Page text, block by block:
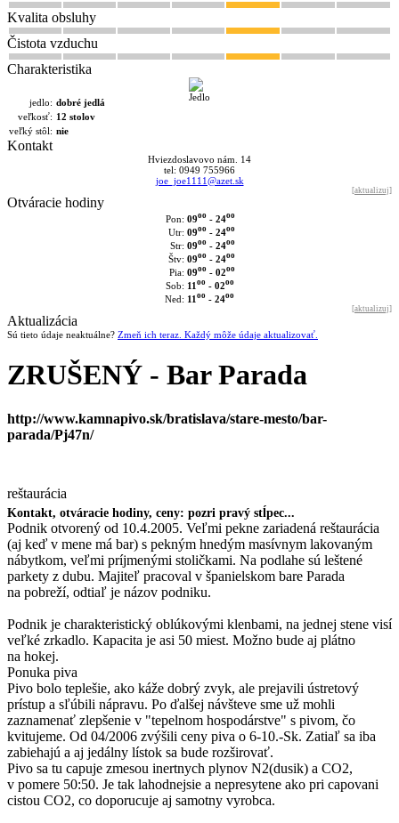
Kvalita obsluhy
Čistota vzduchu
Charakteristika
jedlo: dobré jedlá
veľkosť: 12 stolov
veľký stôl: nie
Kontakt
Hviezdoslavovo nám. 14
tel: 0949 755966
joe_joe1111@azet.sk
[aktualizuj]
Otváracie hodiny
Pon: 09oo- 24oo
Utr: 09oo- 24oo
Str: 09oo- 24oo
Štv: 09oo- 24oo
Pia: 09oo- 02oo
Sob: 11 oo- 02oo
Ned: 11 oo- 24oo
[aktualizuj]
Aktualizácia
Sú tieto údaje neaktuálne? Zmeň ich teraz. Každý môže údaje aktualizovať.
ZRUŠENÝ - Bar Parada
http://www.kamnapivo.sk/bratislava/stare-mesto/bar-
parada/Pj47n/
reštaurácia
Kontakt, otváracie hodiny, ceny: pozri pravý stĺpec...
Podnik otvorený od 10.4.2005. Veľmi pekne zariadená reštaurácia
(aj keď v mene má bar) s pekným hnedým masívnym lakovaným
nábytkom, veľmi príjmenými stoličkami. Na podlahe sú leštené
parkety z dubu. Majiteľ pracoval v španielskom bare Parada
na pobreží, odtiaľ je názov podniku.
Podnik je charakteristický oblúkovými klenbami, na jednej stene visí
veľké zrkadlo. Kapacita je asi 50 miest. Možno bude aj plátno
na hokej.
Ponuka piva
Pivo bolo teplešie, ako káže dobrý zvyk, ale prejavili ústretový
prístup a sľúbili nápravu. Po ďalšej návšteve sme už mohli
zaznamenať zlepšenie v "tepelnom hospodárstve" s pivom, čo
kvitujeme. Od 04/2006 zvýšili ceny piva o 6-10.-Sk. Zatiaľ sa iba
zabiehajú a aj jedálny lístok sa bude rozširovať.
Pivo sa tu capuje zmesou inertnych plynov N2(dusik) a CO2,
v pomere 50:50. Je tak lahodnejsie a nepresytene ako pri capovani
cistou CO2, co doporucuje aj samotny vyrobca.